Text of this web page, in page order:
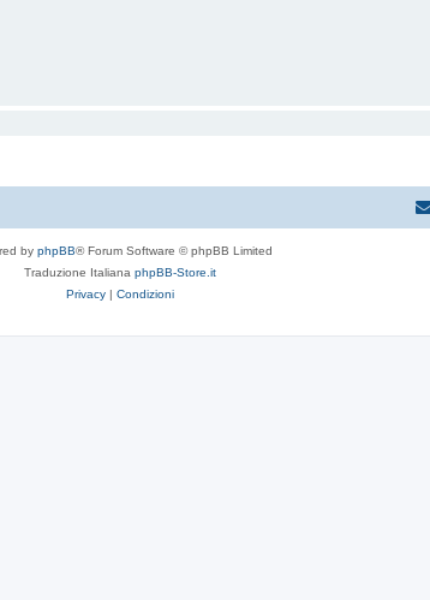
by phpBB® Forum Software © phpBB Limited
Traduzione Italiana phpBB-Store.it
Privacy | Condizioni